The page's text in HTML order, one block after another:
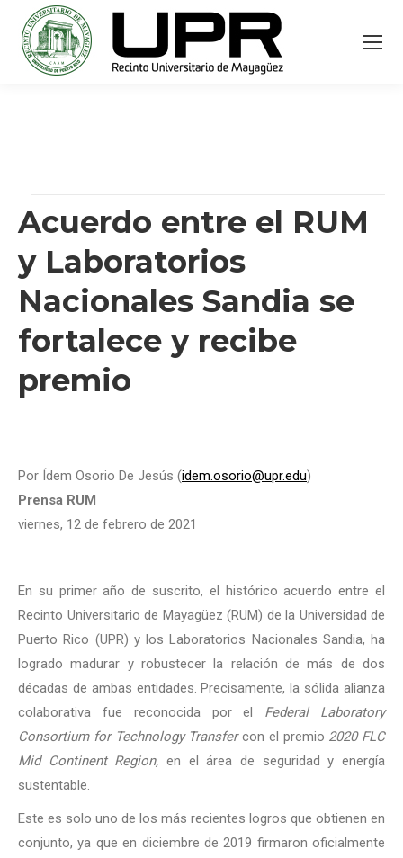
Acuerdo entre el RUM
y Laboratorios
Nacionales Sandia se
fortalece y recibe
premio
Por Ídem Osorio De Jesús (idem.osorio@upr.edu)
Prensa RUM
viernes, 12 de febrero de 2021
En su primer año de suscrito, el histórico acuerdo entre el
Recinto Universitario de Mayagüez (RUM) de la Universidad de
Puerto Rico (UPR) y los Laboratorios Nacionales Sandia, ha
logrado madurar y robustecer la relación de más de dos
décadas de ambas entidades. Precisamente, la sólida alianza
colaborativa fue reconocida por el Federal Laboratory
Consortium for Technology Transfercon el premio 2020 FLC
Mid Continent Region, en el área de seguridad y energía
sustentable.
Este es solo uno de los más recientes logros que obtienen en
conjunto, ya que en diciembre de 2019 firmaron oficialmente